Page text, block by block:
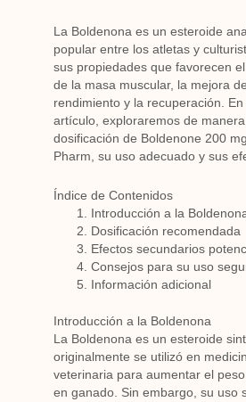
La Boldenona es un esteroide
popular entre los atletas y
sus propiedades que favorecen
de la masa muscular, la mejora
rendimiento y la recuperación. En
artículo, exploraremos de
dosificación de Boldenone 200
Pharm, su uso adecuado y sus
Índice de Contenidos
Introducción a la
Dosificación recomendada
Efectos secundarios
Consejos para su uso
Información adicional
Introducción a la Boldenona
La Boldenona es un esteroide
originalmente se utilizó en
veterinaria para aumentar el
en ganado. Sin embargo, su uso